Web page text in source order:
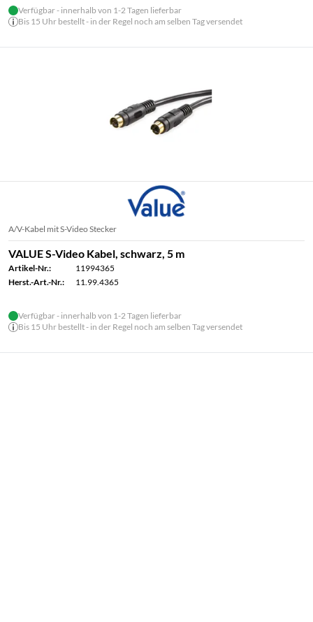
Verfügbar - innerhalb von 1-2 Tagen lieferbar
Bis 15 Uhr bestellt - in der Regel noch am selben Tag versendet
A/V-Kabel mit S-Video Stecker
VALUE S-Video Kabel, schwarz, 5 m
Artikel-Nr.:
11994365
Herst.-Art.-Nr.:
11.99.4365
Verfügbar - innerhalb von 1-2 Tagen lieferbar
Bis 15 Uhr bestellt - in der Regel noch am selben Tag versendet